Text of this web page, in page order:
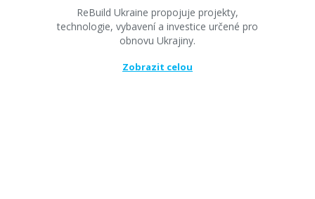
ReBuild Ukraine propojuje projekty,
technologie, vybavení a investice určené pro
obnovu Ukrajiny.
Zobrazit celou